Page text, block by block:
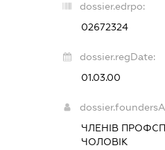
dossier.edrpo:
02672324
dossier.regDate:
01.03.00
ЧЛЕНІВ
ЧОЛОВІК